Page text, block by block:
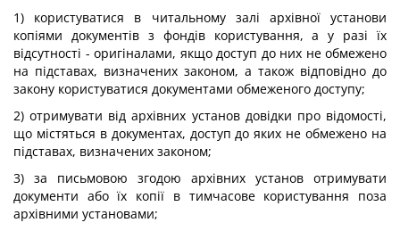
1) користуватися в читальному залі архівної установи
копіями документів з фондів користування, а у разі їх
відсутності - оригіналами, якщо доступ до них не обмежено
на підставах, визначених законом, а також відповідно до
закону користуватися документами обмеженого доступу;
2) отримувати від архівних установ довідки про відомості,
що містяться в документах, доступ до яких не обмежено на
підставах, визначених законом;
3) за письмовою згодою архівних установ отримувати
документи або їх копії в тимчасове користування поза
архівними установами;